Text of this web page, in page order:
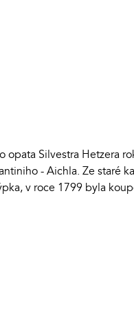
opata Silvestra Hetzera
- Aichla. Ze staré
v roce 1799 byla